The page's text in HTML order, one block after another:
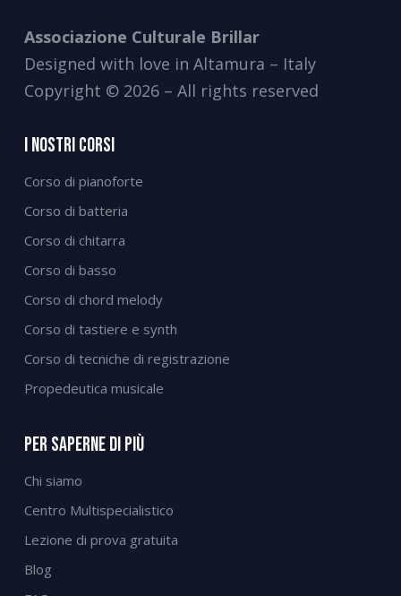
Associazione Culturale Brillar
Designed with love in Altamura – Italy
Copyright © 2026 – All rights reserved
I Nostri Corsi
Corso di pianoforte
Corso di batteria
Corso di chitarra
Corso di basso
Corso di chord melody
Corso di tastiere e synth
Corso di tecniche di registrazione
Propedeutica musicale
Per Saperne Di Più
Chi siamo
Centro Multispecialistico
Lezione di prova gratuita
Blog